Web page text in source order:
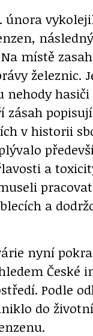
února
Na místě
železnic.
hasiči
zásah
v historii
a
a
nyní
České
Podle
do